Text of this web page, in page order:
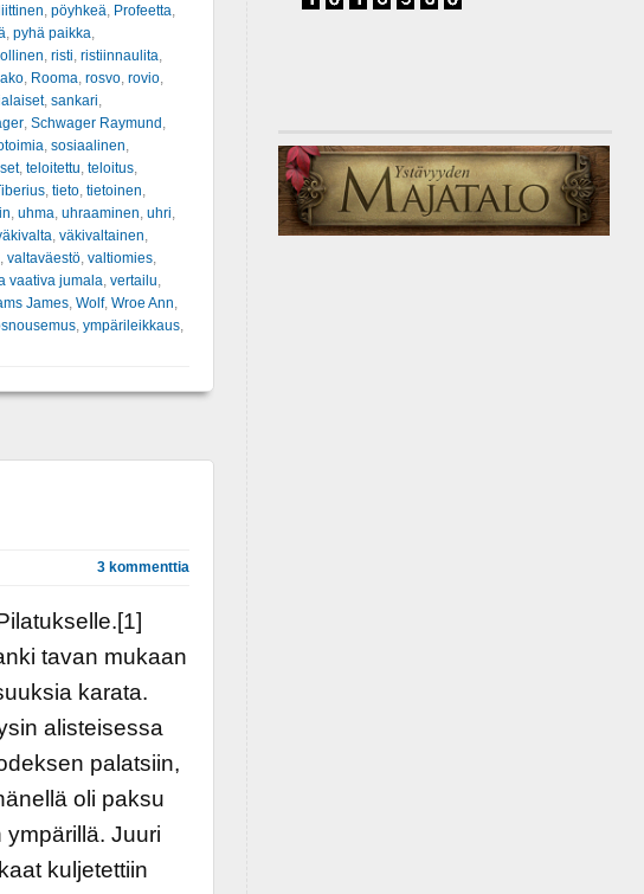
pöyhkeä Profeetta
pyhä paikka
risti ristiinnaulita
, Rooma rosvo, rovio,
, sankari
, Schwager Raymund
sosiaalinen
, teloitettu teloitus,
, tieto, tietoinen
uhma uhraaminen uhri
väkivaltainen
valtaväestö, valtiomies,
vaativa jumala vertailu
James, Wolf, Wroe Ann
, ympärileikkaus,
3 kommenttia
tavan mukaan
karata.
alisteisessa
palatsiin,
oli paksu
Juuri
kuljetettiin